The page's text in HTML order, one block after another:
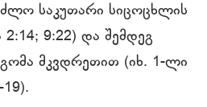
საკუთარი სიცოცხლის
9:22) და შემდეგ
მკვდრეთით (იხ. 1-ლი